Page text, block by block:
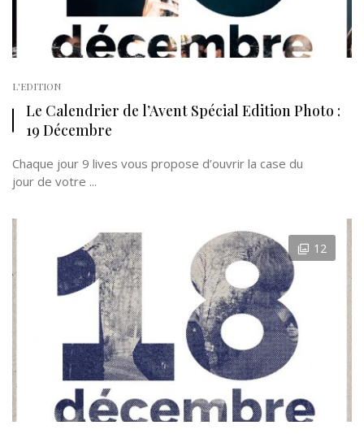
L'EDITION
Le Calendrier de l’Avent Spécial Edition Photo :
19 Décembre
Chaque jour 9 lives vous propose d’ouvrir la case du
jour de votre ...
12